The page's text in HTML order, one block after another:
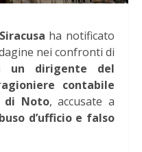
ha notificato
nei confronti di
un dirigente del
agioniere contabile
di Noto, accusate a
d’ufficio e falso